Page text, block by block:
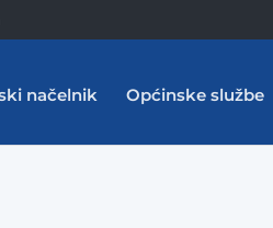
načelnik Općinske službe